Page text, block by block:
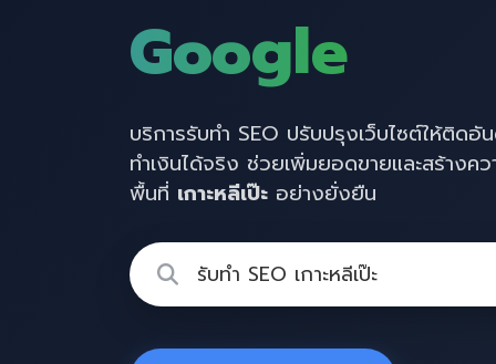
Google
บริการรับทำ SEO ปรับปรุงเว็บไซต์ให้ติด
ทำเงินได้จริง ช่วยเพิ่มยอดขายและสร้างค
พื้นที่ เกาะหลีเป๊ะ อย่างยั่งยืน